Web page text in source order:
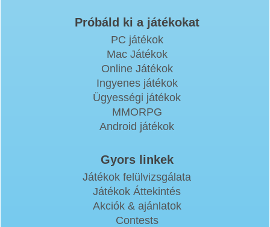
Próbáld ki a játékokat
PC játékok
Mac Játékok
Online Játékok
Ingyenes játékok
Ügyességi játékok
MMORPG
Android játékok
Gyors linkek
Játékok felülvizsgálata
Játékok Áttekintés
Akciók & ajánlatok
Contests